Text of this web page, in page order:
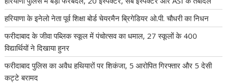
हरियाणा के इनेलो नेता पूर्व शिक्षा बोर्ड चेयरमैन ब्रिगेडियर ओ.पी. चौधरी का निधन
फरीदाबाद के जीवा पब्लिक स्कूल में पंचोत्सव का धमाल, 27 स्कूलों के 400
विद्यार्थियों ने दिखाया हुनर
फरीदाबाद पुलिस का अवैध हथियारों पर शिकंजा, 5 आरोपित गिरफ्तार और 5 देसी
कट्टे बरामद